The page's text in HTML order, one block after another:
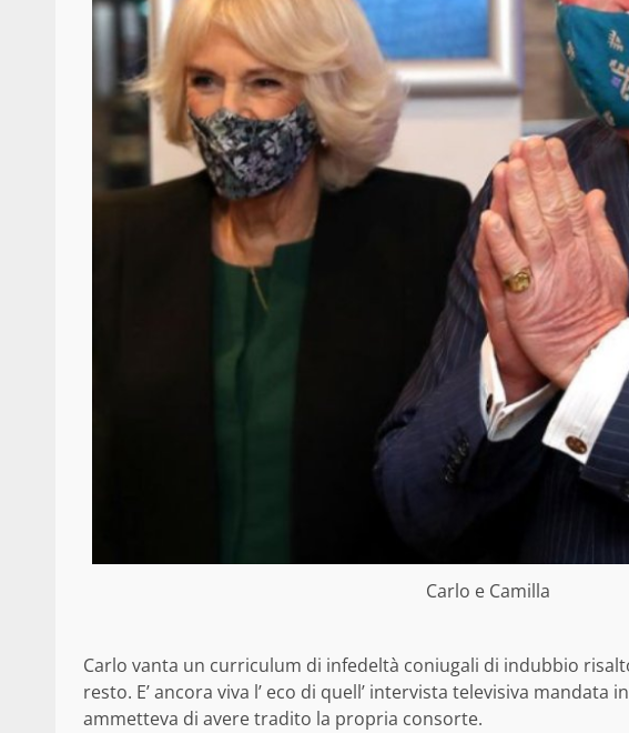
Carlo e Camilla
Carlo vanta un curriculum di infedeltà coniugali di indubbio
resto. E’ ancora viva l’ eco di quell’ intervista televisiva mandata
ammetteva di avere tradito la propria consorte.